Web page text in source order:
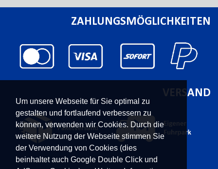
Um unsere Webseite für Sie optimal zu
gestalten und fortlaufend verbessern zu
können, verwenden wir Cookies. Durch die
weitere Nutzung der Webseite stimmen Sie
der Verwendung von Cookies (dies
beinhaltet auch Google Double Click und
ZAHLUNGSMÖGLICHKEITEN
VERSAND